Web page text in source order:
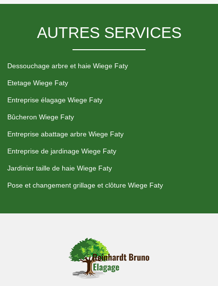
AUTRES SERVICES
Dessouchage arbre et haie Wiege Faty
Etetage Wiege Faty
Entreprise élagage Wiege Faty
Bûcheron Wiege Faty
Entreprise abattage arbre Wiege Faty
Entreprise de jardinage Wiege Faty
Jardinier taille de haie Wiege Faty
Pose et changement grillage et clôture Wiege Faty